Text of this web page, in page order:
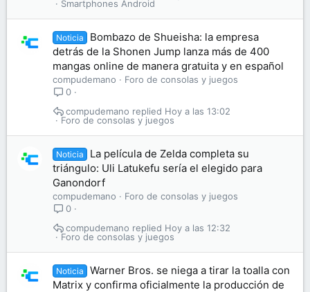
Smartphones Android
Noticia
Bombazo de Shueisha: la empresa
detrás de la Shonen Jump lanza más de 400
mangas online de manera gratuita y en español
compudemano
Foro de consolas y juegos
0
Foro de consolas y juegos
Hoy a las 13:02
compudemano
Noticia
La película de Zelda completa su
triángulo: Uli Latukefu sería el elegido para
Ganondorf
compudemano
Foro de consolas y juegos
0
Foro de consolas y juegos
Hoy a las 12:32
compudemano
Noticia
Warner Bros. se niega a tirar la toalla con
Matrix y confirma oficialmente la producción de